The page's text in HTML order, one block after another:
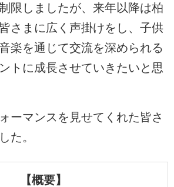
限しましたが、来年以降は柏
さまに広く声掛けをし、子供
楽を通じて交流を深められる
トに成長させていきたいと思
ーマンスを見せてくれた皆さ
た。
【概要】